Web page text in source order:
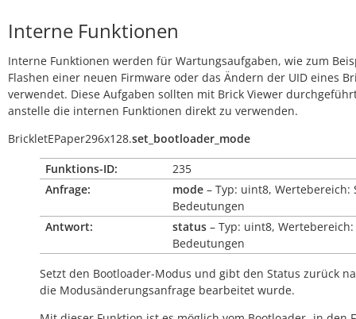
Interne Funktionen
Interne Funktionen werden für Wartungsaufgaben, wie zum
Flashen einer neuen Firmware oder das Ändern der UID eines
verwendet. Diese Aufgaben sollten mit Brick Viewer
anstelle die internen Funktionen direkt zu verwenden.
BrickletEPaper296x128.set_bootloader_mode
Funktions-ID:
235
Anfrage:
mode – Typ: uint8, Wertebereich:
Bedeutungen
Antwort:
status – Typ: uint8, Wertebereich:
Bedeutungen
Setzt den Bootloader-Modus und gibt den Status zurück
die Modusänderungsanfrage bearbeitet wurde.